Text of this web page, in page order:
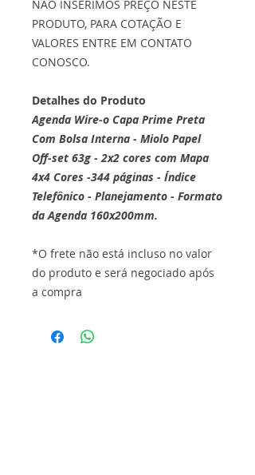
NÃO INSERIMOS PREÇO NESTE
PRODUTO, PARA COTAÇÃO E
VALORES ENTRE EM CONTATO
CONOSCO.
Detalhes do Produto
Agenda Wire-o Capa Prime Preta
Com Bolsa Interna - Miolo Papel
Off-set 63g - 2x2 cores com Mapa
4x4 Cores -344 páginas - Índice
Telefônico - Planejamento - Formato
da Agenda 160x200mm.
*O frete não está incluso no valor
do produto e será negociado após
a compra